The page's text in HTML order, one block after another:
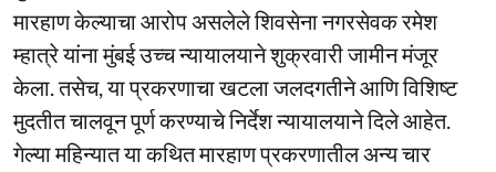
मारहाण केल्याचा आरोप असलेले शिवसेना नगरसेवक रमेश
म्हात्रे यांना मुंबई उच्च न्यायालयाने शुक्रवारी जामीन मंजूर
केला. तसेच, या प्रकरणाचा खटला जलदगतीने आणि विशिष्ट
मुदतीत चालवून पूर्ण करण्याचे निर्देश न्यायालयाने दिले आहेत.
गेल्या महिन्यात या कथित मारहाण प्रकरणातील अन्य चार